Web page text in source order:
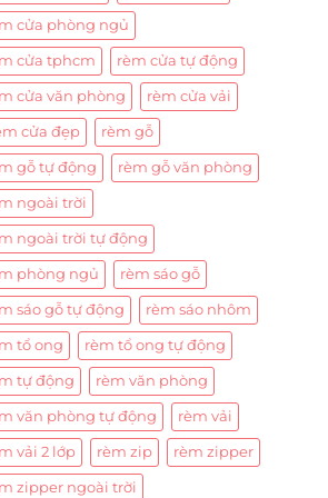
cửa phòng ngủ
cửa tphcm rèm cửa tự động
cửa văn phòng rèm cửa vải
cửa đẹp rèm gỗ
gỗ tự động rèm gỗ văn phòng
ngoài trời
ngoài trời tự động
phòng ngủ rèm sáo gỗ
sáo gỗ tự động rèm sáo nhôm
tổ ong rèm tổ ong tự động
tự động rèm văn phòng
văn phòng tự động rèm vải
vải 2 lớp rèm zip rèm zipper
zipper ngoài trời